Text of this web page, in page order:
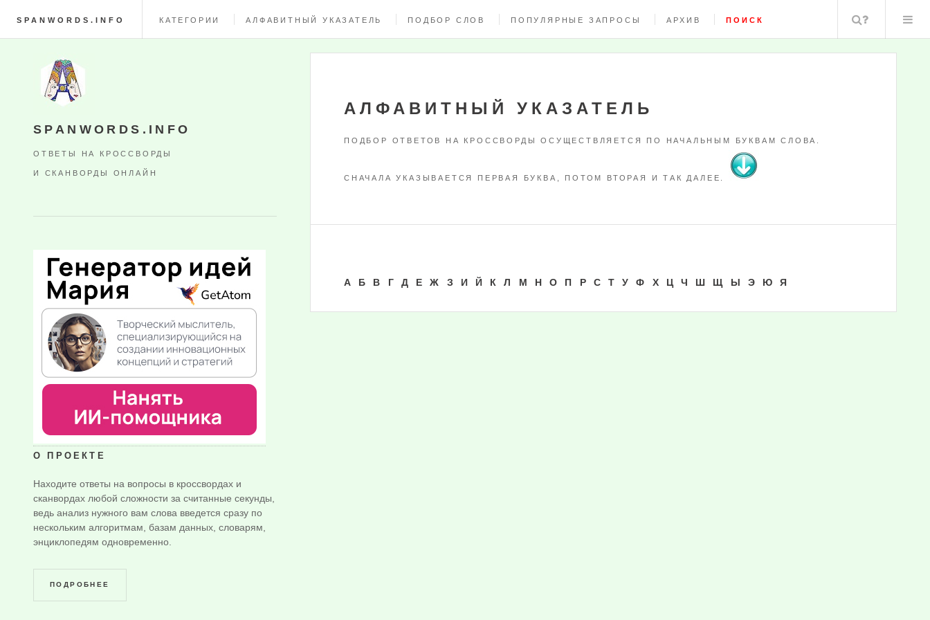
SPANWORDS.INFO КАТЕГОРИИ АЛФАВИТНЫЙ УКАЗАТЕЛЬ ПОДБОР СЛОВ ПОПУЛЯРНЫЕ ЗАПРОСЫ АРХИВ ПОИСК Поиск
АЛФАВИТНЫЙ УКАЗАТЕЛЬ
ПОДБОР ОТВЕТОВ НА КРОССВОРДЫ ОСУЩЕСТВЛЯЕТСЯ ПО НАЧАЛЬНЫМ БУКВАМ СЛОВА.
СНАЧАЛА УКАЗЫВАЕТСЯ ПЕРВАЯ БУКВА, ПОТОМ ВТОРАЯ И ТАК ДАЛЕЕ.
А Б В Г Д Е Ж З И Й К Л М Н О П Р С Т У Ф Х Ц Ч Ш Щ Ы Э Ю Я
SPANWORDS.INFO
ОТВЕТЫ НА КРОССВОРДЫ
И СКАНВОРДЫ ОНЛАЙН
О ПРОЕКТЕ
Находите ответы на вопросы в кроссвордах и
сканвордах любой сложности за считанные секунды,
ведь анализ нужного вам слова введется сразу по
нескольким алгоритмам, базам данных, словарям,
энциклопедям одновременно.
ПОДРОБНЕЕ